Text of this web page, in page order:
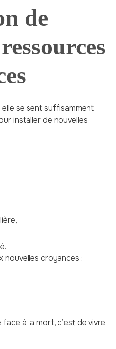
de
se sent suffisamment
installer de nouvelles
nouvelles croyances :
face à la mort, c’est de vivre